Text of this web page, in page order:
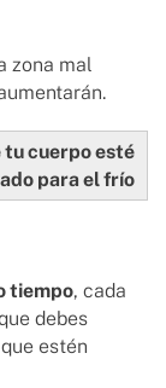
zona mal
tu cuerpo esté
para el frío
tiempo, cada
debes
estén